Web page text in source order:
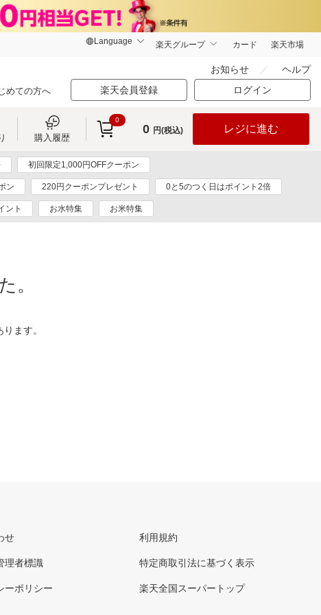
楽天グループ カード 楽天市場
お知らせ ヘルプ
めての方へ 楽天会員登録 ログイン
購入履歴
0
0 円(税込) レジに進む
初回限定1,000円OFFクーポン
ン 220円クーポンプレゼント 0と5のつく日はポイント2倍
ント お水特集 お米特集
。
ます。
せ
理者標識
ーポリシー
利用規約
特定商取引法に基づく表示
楽天全国スーパートップ